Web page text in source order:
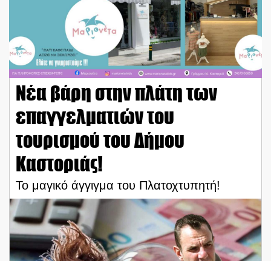
Νέα βάρη στην πλάτη των
επαγγελματιών του
τουρισμού του Δήμου
Καστοριάς!
Το μαγικό άγγιγμα του Πλατοχτυπητή!